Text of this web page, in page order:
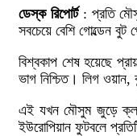
ডেস্ক রিপোর্ট: প্রতি
সবচেয়ে বেশি গোল্ডেন বুট
বিশ্বকাপ শেষ হয়েছে
ভাগ নিশ্চিত। লিগ ওয়ান,
এই যখন মৌসুম জুড়ে
ইউরোপিয়ান ফুটবলে